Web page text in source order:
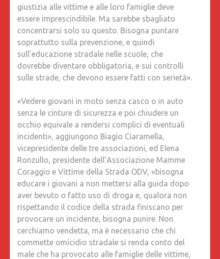
giustizia alle vittime e alle loro famiglie deve
essere imprescindibile. Ma sarebbe sbagliato
concentrarsi solo su questo. Bisogna puntare
soprattutto sulla prevenzione, e quindi
sull’educazione stradale nelle scuole, che
dovrebbe diventare obbligatoria, e sui controlli
sulle strade, che devono essere fatti con serietà».
«Vedere giovani in moto senza casco o in auto
senza le cinture di sicurezza e poi chiudere un
occhio equivale a rendersi complici di eventuali
incidenti», aggiungono Biagio Ciaramella,
vicepresidente delle tre associazioni, ed Elena
Ronzullo, presidente dell’Associazione Mamme
Coraggio e Vittime della Strada ODV, «bisogna
educare i giovani a non mettersi alla guida dopo
aver bevuto o fatto uso di droga e, qualora non
rispettando il codice della strada finiscano per
provocare un incidente, bisogna punire. Non
cerchiamo vendetta, ma è necessario che chi
commette omicidio stradale si renda conto del
male che ha provocato alle famiglie delle vittime,